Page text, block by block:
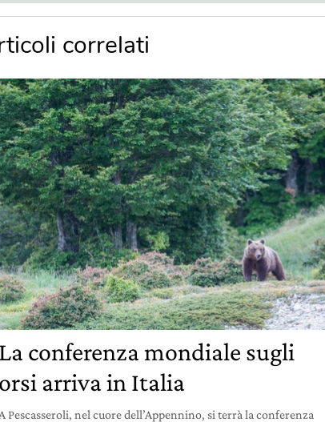
correlati
La conferenza mondiale sugli
orsi arriva in Italia
A Pescasseroli, nel cuore dell’Appennino, si terrà la conferenza